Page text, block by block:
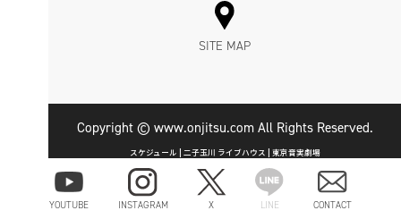
スケジュール | 二子玉川 ライブハウス | 東京音実劇場
YOUTUBE INSTAGRAM X LINE CONTACT
SITE MAP
Copyright © www.onjitsu.com All Rights Reserved.